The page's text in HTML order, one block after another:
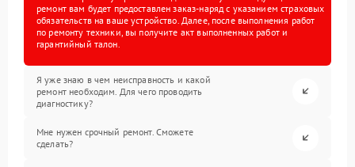
ремонт вам будет предоставлен заказ-наряд с указанием страховых
обязательств на ваше устройство. Далее, после выполнения работ
по ремонту техники, вы получите акт выполненных работ и
гарантийный талон.
Я уже знаю в чем неисправность и какой
ремонт необходим. Для чего проводить
диагностику?
Мне нужен срочный ремонт. Сможете
сделать?